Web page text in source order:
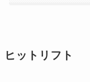
ヒットリフト